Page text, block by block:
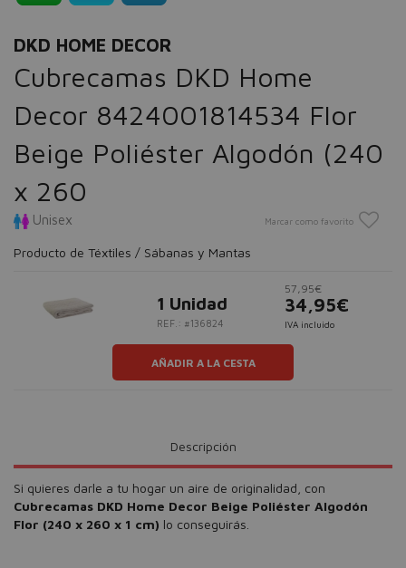
DKD HOME DECOR
Cubrecamas DKD Home
Decor 8424001814534 Flor
Beige Poliéster Algodón (240
x 260
Unisex Marcar como favorito
Producto de Téxtiles / Sábanas y Mantas
1 Unidad
REF.: #136824
57,95€
34,95€
IVA incluido
AÑADIR A LA CESTA
Descripción
Si quieres darle a tu hogar un aire de originalidad, con
Cubrecamas DKD Home Decor Beige Poliéster Algodón
Flor (240 x 260 x 1 cm) lo conseguirás.